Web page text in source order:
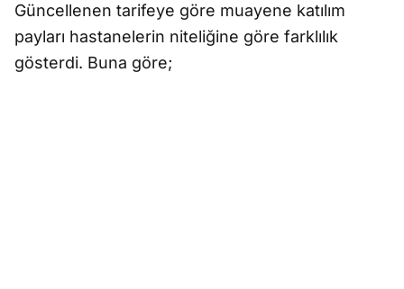
Güncellenen tarifeye göre muayene katılım
payları hastanelerin niteliğine göre farklılık
gösterdi. Buna göre;